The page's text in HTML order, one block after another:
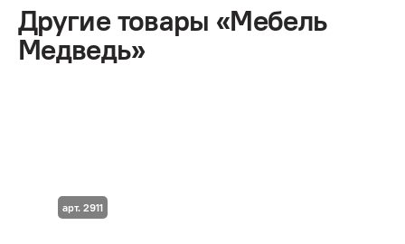
Другие товары «Мебель
Медведь»
арт. 2911